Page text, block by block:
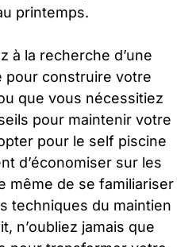
printemps.
à la recherche d’une
pour construire votre
que vous nécessitiez
pour maintenir votre
pour le self piscine
d’économiser sur les
même de se familiariser
techniques du maintien
n’oubliez jamais que